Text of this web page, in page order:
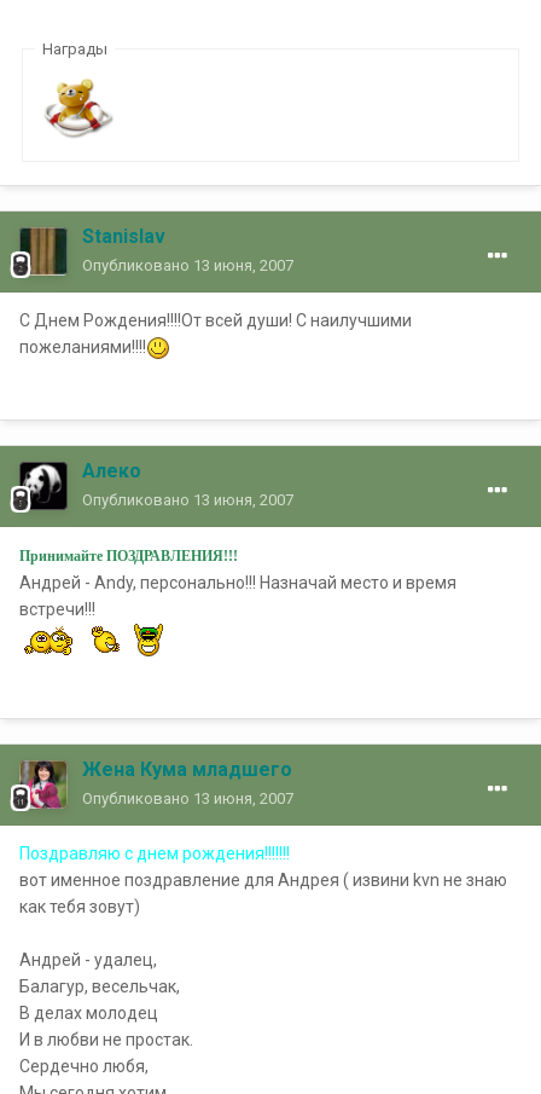
Награды
Stanislav
Опубликовано 13 июня, 2007
С Днем Рождения!!!!От всей души! С наилучшими
пожеланиями!!!!
Алеко
Опубликовано 13 июня, 2007
Принимайте ПОЗДРАВЛЕНИЯ!!!
Андрей - Andy, персонально!!! Назначай место и время
встречи!!!
Жена Кума младшего
Опубликовано 13 июня, 2007
Поздравляю с днем рождения!!!!!!!
вот именное поздравление для Андрея ( извини kvn не знаю
как тебя зовут)
Андрей - удалец,
Балагур, весельчак,
В делах молодец
И в любви не простак.
Сердечно любя,